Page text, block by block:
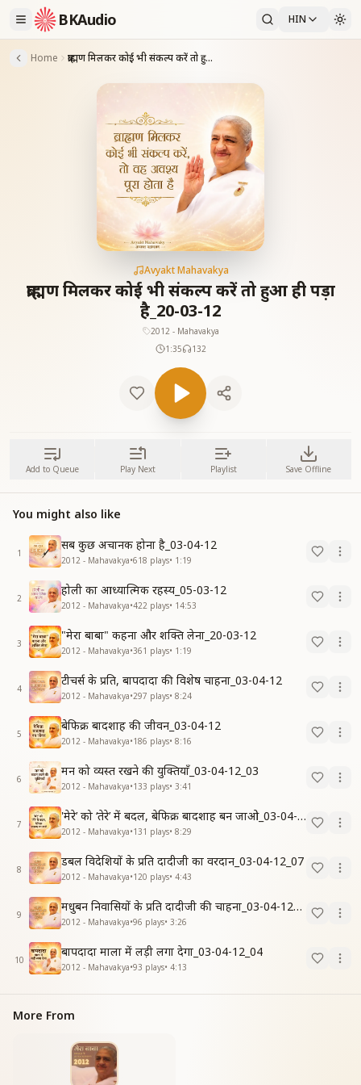
BKAudio HIN
Home ब्राह्मण मिलकर कोई भी संकल्प करें तो हुआ ही पड़ा है_20-03-12
Avyakt Mahavakya
ब्राह्मण मिलकर कोई भी संकल्प करें तो हुआ ही पड़ा
है_20-03-12
2012 - Mahavakya
1:35
132
Add to Queue Play Next Playlist Save Offline
You might also like
1
सब कुछ अचानक होना है_03-04-12
2012 - Mahavakya•618 plays• 1:19
2
होली का आध्यात्मिक रहस्य_05-03-12
2012 - Mahavakya•422 plays• 14:53
3
"मेरा बाबा" कहना और शक्ति लेना_20-03-12
2012 - Mahavakya•361 plays• 1:19
4
टीचर्स के प्रति, बापदादा की विशेष चाहना_03-04-12
2012 - Mahavakya•297 plays• 8:24
5
बेफिक्र बादशाह की जीवन_03-04-12
2012 - Mahavakya•186 plays• 8:16
6
मन को व्यस्त रखने की युक्तियाँ_03-04-12_03
2012 - Mahavakya•133 plays• 3:41
7
'मेरे’ को ‘तेरे’ में बदल, बेफिक्र बादशाह बन जाओ_03-04-12
2012 - Mahavakya•131 plays• 8:29
8
डबल विदेशियों के प्रति दादीजी का वरदान_03-04-12_07
2012 - Mahavakya•120 plays• 4:43
9
मधुबन निवासियों के प्रति दादीजी की चाहना_03-04-12_06
2012 - Mahavakya•96 plays• 3:26
10
बापदादा माला में लड़ी लगा देगा_03-04-12_04
2012 - Mahavakya•93 plays• 4:13
More From